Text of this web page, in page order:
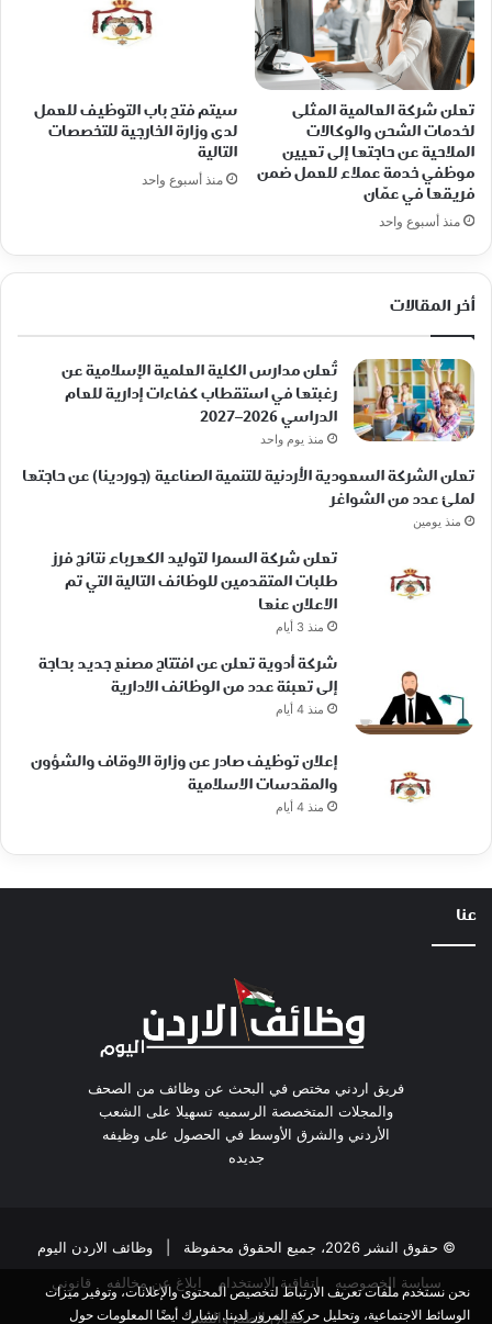
تعلن شركة العالمية المثلى
لخدمات الشحن والوكالات
الملاحية عن حاجتها إلى تعيين
موظفي خدمة عملاء للعمل ضمن
فريقها في عمّان
منذ أسبوع واحد
سيتم فتح باب التوظيف للعمل
لدى وزارة الخارجية للتخصصات
التالية
منذ أسبوع واحد
أخر المقالات
تُعلن مدارس الكلية العلمية الإسلامية عن
رغبتها في استقطاب كفاءات إدارية للعام
الدراسي 2026–2027
منذ يوم واحد
تعلن الشركة السعودية الأردنية للتنمية الصناعية (جوردينا) عن حاجتها
لملئ عدد من الشواغر
منذ يومين
تعلن شركة السمرا لتوليد الكهرباء نتائج فرز
طلبات المتقدمين للوظائف التالية التي تم
الاعلان عنها
منذ 3 أيام
شركة أدوية تعلن عن افتتاح مصنع جديد بحاجة
إلى تعبئة عدد من الوظائف الادارية
منذ 4 أيام
إعلان توظيف صادر عن وزارة الاوقاف والشؤون
والمقدسات الاسلامية
منذ 4 أيام
عنا
فريق اردني مختص في البحث عن وظائف من الصحف
والمجلات المتخصصة الرسميه تسهيلا على الشعب
الأردني والشرق الأوسط في الحصول على وظيفه
جديده
© حقوق النشر 2026، جميع الحقوق محفوظة |
وظائف الاردن اليوم
سياسة الخصوصيه
اتفاقية الاستخدام ابلاغ عن مخالفه
قانوني
حقوق الطبع والنشر
نحن نستخدم ملفات تعريف الارتباط لتخصيص المحتوى والإعلانات، وتوفير ميزات
الوسائط الاجتماعية، وتحليل حركة المرور لدينا. نشارك أيضًا المعلومات حول